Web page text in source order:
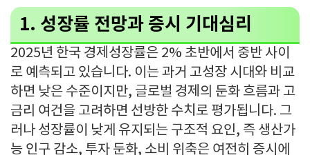
1. 성장률 전망과 증시 기대심리
2025년 한국 경제성장률은 2% 초반에서 중반 사이
로 예측되고 있습니다. 이는 과거 고성장 시대와 비교
하면 낮은 수준이지만, 글로벌 경제의 둔화 흐름과 고
금리 여건을 고려하면 선방한 수치로 평가됩니다. 그
러나 성장률이 낮게 유지되는 구조적 요인, 즉 생산가
능 인구 감소, 투자 둔화, 소비 위축은 여전히 증시에